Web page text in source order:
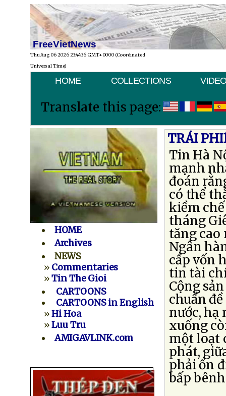
FreeVietNews
Thu Aug 06 2026 23:44:36 GMT+0000 (Coordinated
Universal Time)
HOME COLLECTIONS
Translate this page:
HOME
Archives
NEWS
» Commentaries
»Tin The Gioi
CARTOONS
CARTOONS in English
»Hi Hoa
»Luu Tru
AMIGAVLINK.com
TRÁI
Tin Hà
mạnh
đoán
có thể
kiềm
tháng
tăng cao
Ngân
cấp vốn
tin tài
Cộng
chuẩn
nước, hạ
xuống
một loạt
phát,
phải ổn
bấp